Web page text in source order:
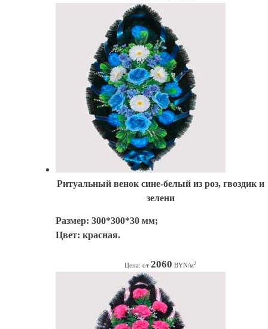
Ритуальный венок сине-белый из роз, гвоздик и
зелени
Размер: 300*300*30 мм;
Цвет: красная.
Цена: от 2060 BYN/м2